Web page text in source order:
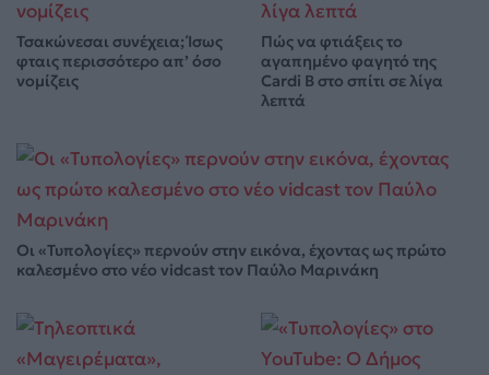
Τσακώνεσαι συνέχεια; Ίσως
φταις περισσότερο απ’ όσο
νομίζεις
Πώς να φτιάξεις το
αγαπημένο φαγητό της
Cardi B στο σπίτι σε λίγα
λεπτά
Οι «Τυπολογίες» περνούν στην εικόνα, έχοντας ως πρώτο
καλεσμένο στο νέο vidcast τον Παύλο Μαρινάκη